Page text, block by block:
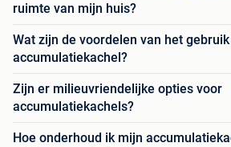
ruimte van mijn huis?
Wat zijn de voordelen van het
accumulatiekachel?
Zijn er milieuvriendelijke opties voor
accumulatiekachels?
Hoe onderhoud ik mijn